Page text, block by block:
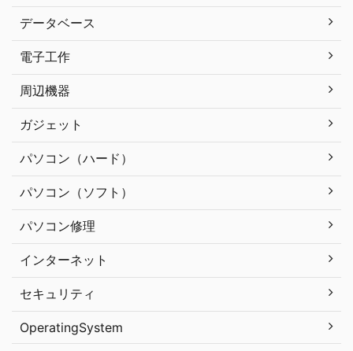
データベース
電子工作
周辺機器
ガジェット
パソコン（ハード）
パソコン（ソフト）
パソコン修理
インターネット
セキュリティ
OperatingSystem